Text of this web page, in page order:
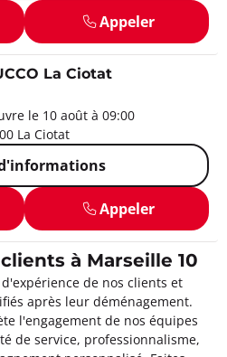
Appeler
La Ciotat
le 10 août à 09:00
La Ciotat
Appeler
à Marseille 10
de nos clients et
après leur déménagement.
l'engagement de nos équipes
de service, professionnalisme,